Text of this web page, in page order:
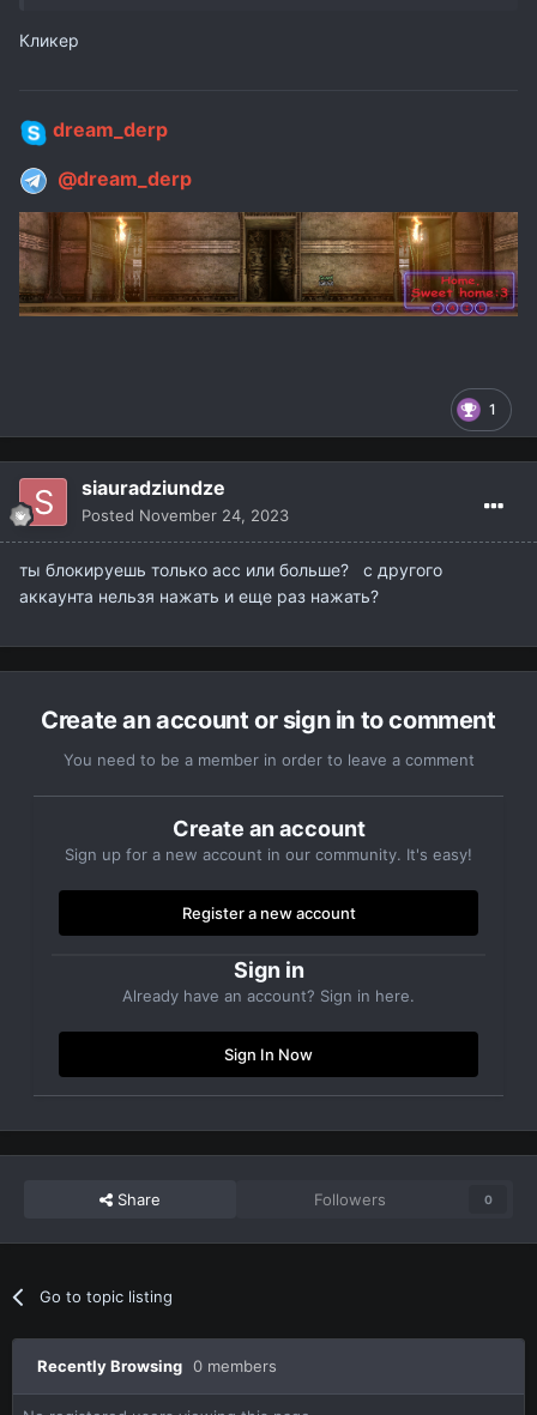
Кликер
1
dream_derp
@dream_derp
siauradziundze
Posted November 24, 2023
ты блокируешь только аcc или больше? с другого
аккаунта нельзя нажать и еще раз нажать?
Create an account or sign in to comment
You need to be a member in order to leave a comment
Create an account
Sign up for a new account in our community. It's easy!
Register a new account
Sign in
Already have an account? Sign in here.
Sign In Now
Share Followers 0
Go to topic listing
Recently Browsing 0 members